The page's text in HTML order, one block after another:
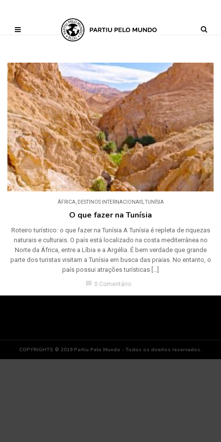
('AI_CONTENT_MARKER_NO_GET_SIDEBAR', true);
ÁFRICA, DESTINOS INTERNACIONAIS,TUNÍSIA
O que fazer na Tunísia
Roteiro turístico: o que fazer na Tunísia A Tunísia é repleta de riquezas
naturais e culturais. O país está localizado na costa mediterrânea no
Norte da África, entre a Líbia e a Argélia. É bem verdade que grande
parte dos turistas visitam a Tunísia em busca das praias. No entanto, o
país possui atrações turísticas […]
chat_bubble 0 Comentário
COPYRIGHTS © 2019 Partiu Pelo Mundo - Todos os direitos reservados.